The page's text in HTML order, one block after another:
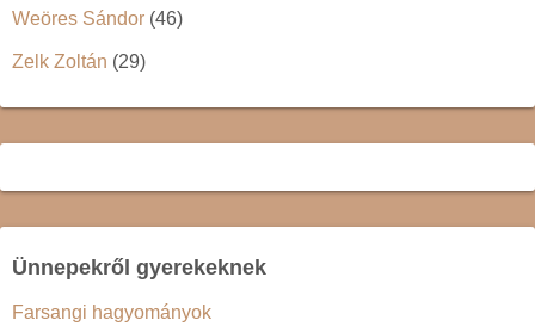
Weöres Sándor (46)
Zelk Zoltán (29)
Ünnepekről gyerekeknek
Farsangi hagyományok